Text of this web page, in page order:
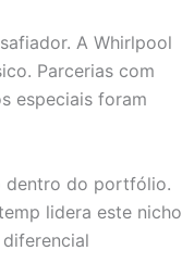
A Whirlpool
Parcerias com
especiais foram
dentro do portfólio.
lidera este nicho